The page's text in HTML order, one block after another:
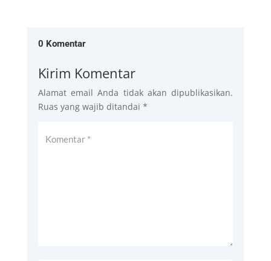
0 Komentar
Kirim Komentar
Alamat email Anda tidak akan dipublikasikan.
Ruas yang wajib ditandai *